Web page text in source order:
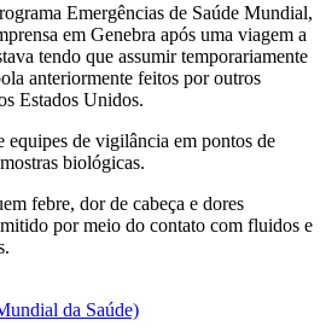
Emergências de Saúde Mundial,
em Genebra após uma viagem a
tendo que assumir temporariamente
anteriormente feitos por outros
Estados Unidos.
equipes de vigilância em pontos de
biológicas.
febre, dor de cabeça e dores
por meio do contato com fluidos e
da Saúde)